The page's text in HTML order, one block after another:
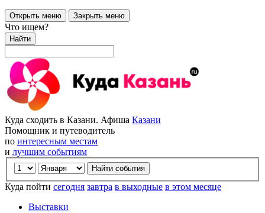
Открыть меню Закрыть меню
Что ищем?
Найти
Куда сходить в Казани. Афиша Казани
Помощник и путеводитель
по интересным местам
и лучшим событиям
Куда пойти сегодня завтра в выходные в этом месяце
Выставки